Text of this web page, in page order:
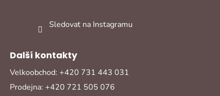
Sledovat na Instagramu
Další kontakty
Velkoobchod: +420 731 443 031
Prodejna: +420 721 505 076